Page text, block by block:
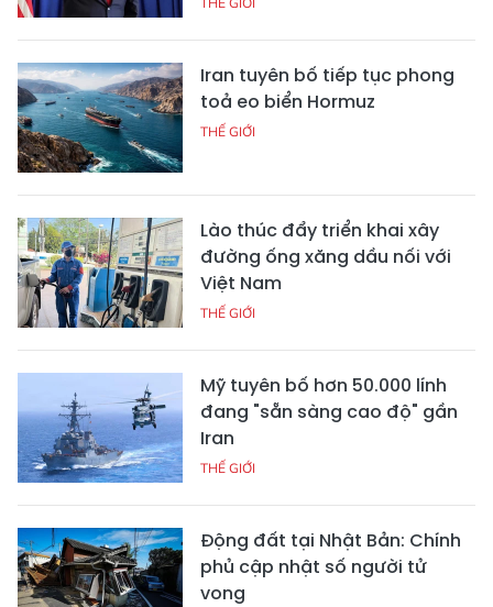
Iran tuyên bố tiếp tục phong
toả eo biển Hormuz
THẾ GIỚI
Lào thúc đẩy triển khai xây
đường ống xăng dầu nối với
Việt Nam
THẾ GIỚI
Mỹ tuyên bố hơn 50.000 lính
đang "sẵn sàng cao độ" gần
Iran
THẾ GIỚI
Động đất tại Nhật Bản: Chính
phủ cập nhật số người tử
vong